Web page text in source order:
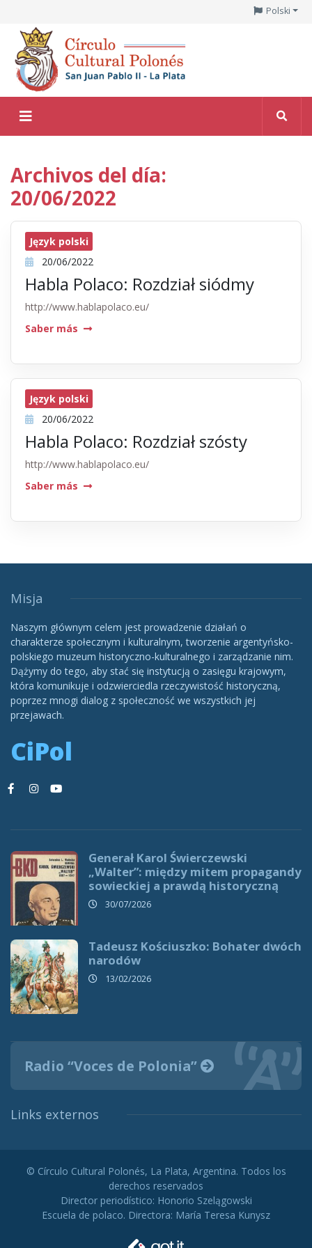
Polski
Archivos del día:
20/06/2022
Język polski
20/06/2022
Habla Polaco: Rozdział siódmy
http://www.hablapolaco.eu/
Saber más
Język polski
20/06/2022
Habla Polaco: Rozdział szósty
http://www.hablapolaco.eu/
Saber más
Misja
Naszym głównym celem jest prowadzenie działań o
charakterze społecznym i kulturalnym, tworzenie argentyńsko-
polskiego muzeum historyczno-kulturalnego i zarządzanie nim.
Dążymy do tego, aby stać się instytucją o zasięgu krajowym,
która komunikuje i odzwierciedla rzeczywistość historyczną,
poprzez mnogi dialog z społeczność we wszystkich jej
przejawach.
CiPol
Generał Karol Świerczewski
„Walter”: między mitem propagandy
sowieckiej a prawdą historyczną
30/07/2026
Tadeusz Kościuszko: Bohater dwóch
narodów
13/02/2026
Radio “Voces de Polonia”
Links externos
© Círculo Cultural Polonés, La Plata, Argentina. Todos los
derechos reservados
Director periodístico: Honorio Szelągowski
Escuela de polaco. Directora: María Teresa Kunysz